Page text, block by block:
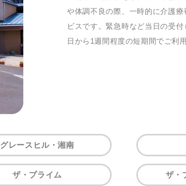
や体調不良の際、一時的に介護
ビスです。緊急時など当日の受
日から1週間程度の短期間でご利
グレースヒル・湘南
ザ・プライム ザ・